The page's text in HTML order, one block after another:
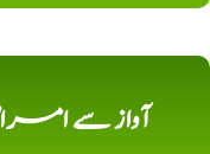
آواز سے